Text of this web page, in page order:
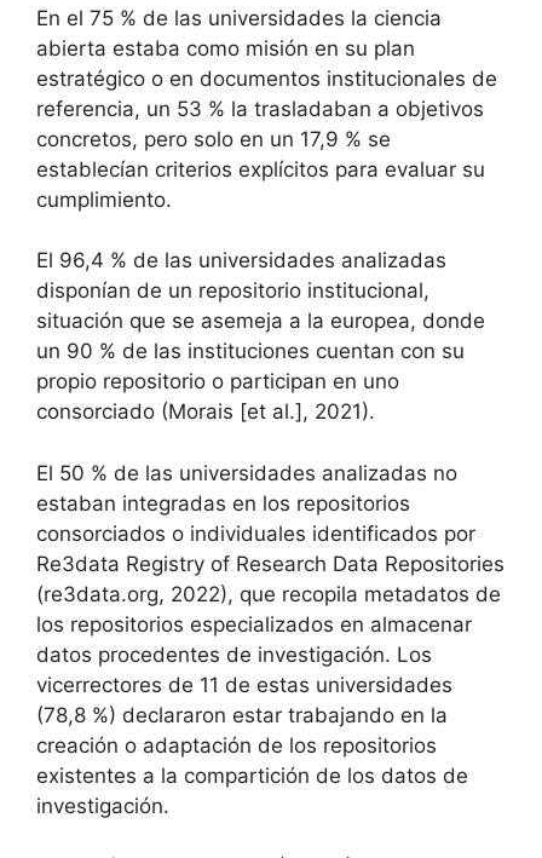
En el 75 % de las universidades la ciencia
abierta estaba como misión en su plan
estratégico o en documentos institucionales de
referencia, un 53 % la trasladaban a objetivos
concretos, pero solo en un 17,9 % se
establecían criterios explícitos para evaluar su
cumplimiento.
El 96,4 % de las universidades analizadas
disponían de un repositorio institucional,
situación que se asemeja a la europea, donde
un 90 % de las instituciones cuentan con su
propio repositorio o participan en uno
consorciado (Morais [et al.], 2021).
El 50 % de las universidades analizadas no
estaban integradas en los repositorios
consorciados o individuales identificados por
Re3data Registry of Research Data Repositories
(re3data.org, 2022), que recopila metadatos de
los repositorios especializados en almacenar
datos procedentes de investigación. Los
vicerrectores de 11 de estas universidades
(78,8 %) declararon estar trabajando en la
creación o adaptación de los repositorios
existentes a la compartición de los datos de
investigación.